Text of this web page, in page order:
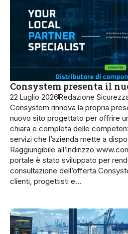
Consystem presenta il
22 Luglio 2026Redazione
Consystem rinnova la propria
nuovo sito progettato per offrire
chiara e completa delle
servizi che l’azienda mette a
Raggiungibile all’indirizzo
portale è stato sviluppato per
consultazione dell’offerta
clienti, progettisti e…